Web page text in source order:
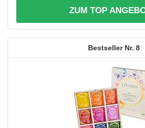
ZUM TOP
8